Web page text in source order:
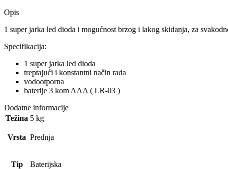
Opis
1 super jarka led dioda i mogućnost brzog i lakog skidanja, za
Specifikacija:
1 super jarka led dioda
treptajući i konstantni način rada
vodootporna
baterije 3 kom AAA ( LR-03 )
Dodatne informacije
Težina 5 kg
Vrsta Prednja
Tip Baterijska